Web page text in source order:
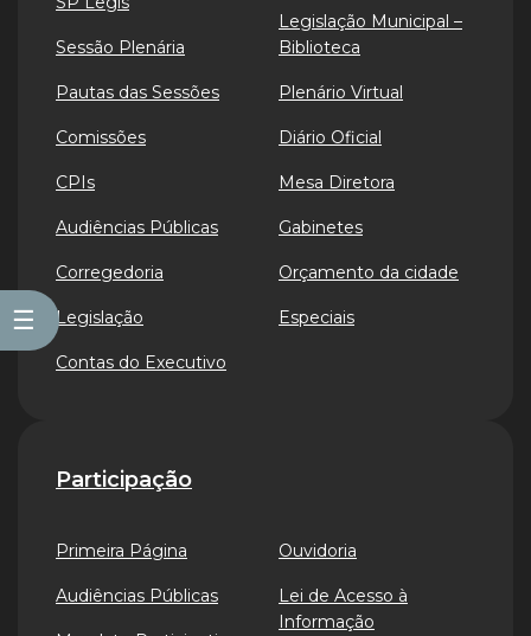
☰
Sessão Plenária
Pautas das Sessões
Comissões
CPIs
Audiências Públicas
Corregedoria
Legislação
Contas do Executivo
Legislação Municipal –
Biblioteca
Plenário Virtual
Diário Oficial
Mesa Diretora
Gabinetes
Orçamento da cidade
Especiais
Participação
Primeira Página
Audiências Públicas
Ouvidoria
Lei de Acesso à
Informação